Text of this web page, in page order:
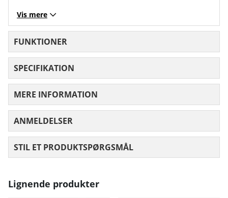
Vis mere
FUNKTIONER
SPECIFIKATION
MERE INFORMATION
ANMELDELSER
STIL ET PRODUKTSPØRGSMÅL
Lignende produkter